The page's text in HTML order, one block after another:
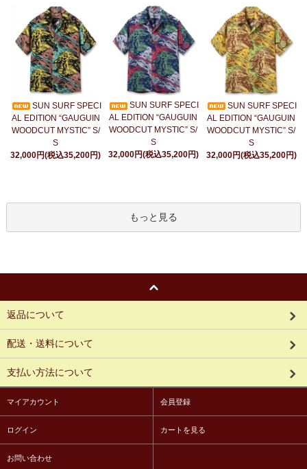
SUN SURF SPECI
AL EDITION “GAUGUIN
WOODCUT MYSTIC” S/
S
32,000円(税込35,200円)
SUN SURF SPECI
AL EDITION “GAUGUIN
WOODCUT MYSTIC” S/
S
32,000円(税込35,200円)
SUN SURF SPECI
AL EDITION “GAUGUIN
WOODCUT MYSTIC” S/
S
32,000円(税込35,200円)
もっと見る
返品について
配送・送料について
支払い方法について
マイアカウント 会員登録
ログイン カートを見る
お問い合わせ